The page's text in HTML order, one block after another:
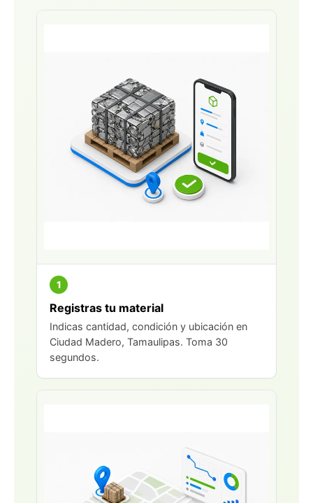
1
Registras tu material
Indicas cantidad, condición y ubicación en
Ciudad Madero, Tamaulipas. Toma 30
segundos.